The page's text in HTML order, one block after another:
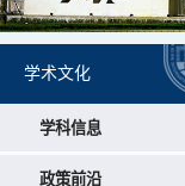
学术文化
学科信息
政策前沿